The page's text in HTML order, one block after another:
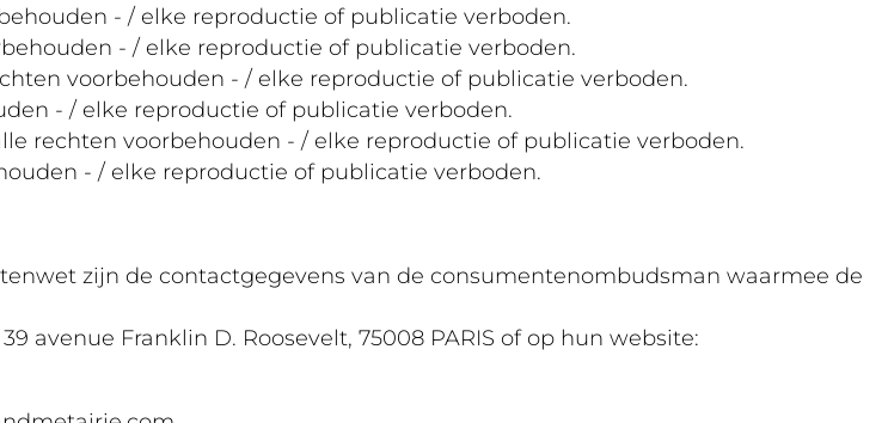
- / elke reproductie of publicatie verboden.
- / elke reproductie of publicatie verboden.
voorbehouden - / elke reproductie of publicatie verboden.
- / elke reproductie of publicatie verboden.
alle rechten voorbehouden - / elke reproductie of publicatie verboden.
- / elke reproductie of publicatie verboden.
zijn de contactgegevens van de consumentenombudsman waarmee de
avenue Franklin D. Roosevelt, 75008 PARIS of op hun website: